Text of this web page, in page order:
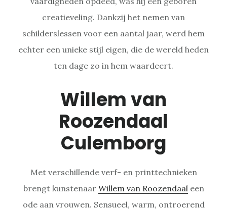
creatieveling. Dankzij het nemen van
schilderslessen voor een aantal jaar, werd hem
echter een unieke stijl eigen, die de wereld heden
ten dage zo in hem waardeert.
Willem van
Roozendaal
Culemborg
Met verschillende verf- en printtechnieken
brengt kunstenaar Willem van Roozendaal een
ode aan vrouwen. Sensueel, warm, ontroerend